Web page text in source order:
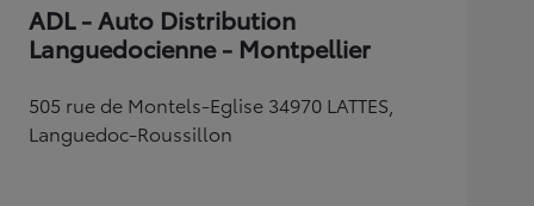
ADL - Auto Distribution
Languedocienne - Montpellier
505 rue de Montels-Eglise 34970 LATTES,
Languedoc-Roussillon